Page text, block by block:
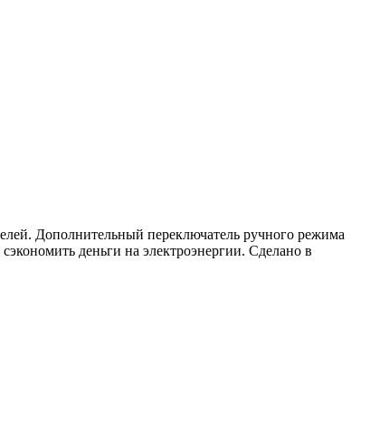
Дополнительный переключатель ручного режима
деньги на электроэнергии. Сделано в